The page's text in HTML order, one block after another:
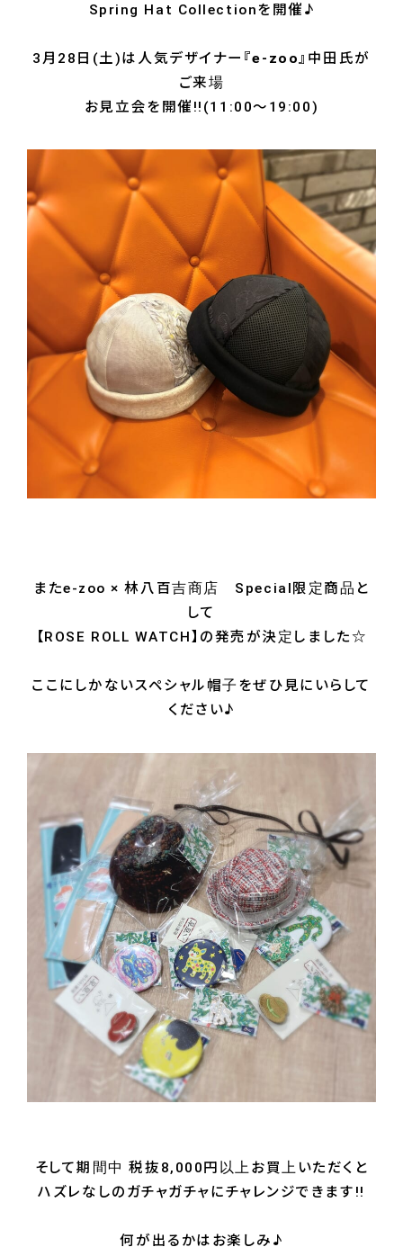
Spring Hat Collectionを開催♪
3月28日(土)は人気デザイナー 『e-zoo』 中田氏が
ご来場
お見立会を開催!!(11:00～19:00)
またe-zoo × 林八百吉商店 Special限定商品と
して
【ROSE ROLL WATCH】の発売が決定しました☆
ここにしかないスペシャル帽子をぜひ見にいらして
ください♪
そして期間中 税抜8,000円以上お買上いただくと
ハズレなしのガチャガチャにチャレンジできます!!
何が出るかはお楽しみ♪